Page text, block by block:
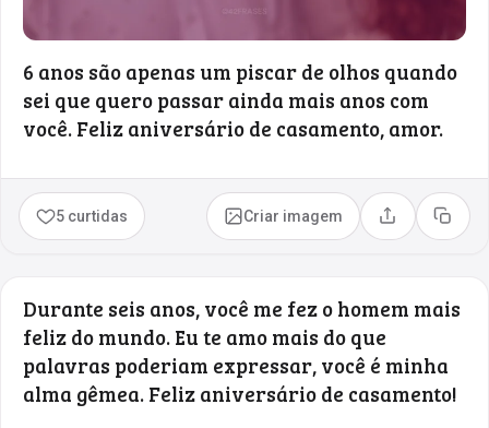
6 anos são apenas um piscar de olhos quando
sei que quero passar ainda mais anos com
você. Feliz aniversário de casamento, amor.
5 curtidas Criar imagem Compartilhar
Copiar
Durante seis anos, você me fez o homem mais
feliz do mundo. Eu te amo mais do que
palavras poderiam expressar, você é minha
alma gêmea. Feliz aniversário de casamento!